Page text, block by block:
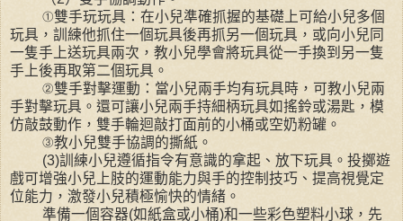
①雙手玩玩具：在小兒準確抓握的基礎上可給小兒多個
玩具，訓練他抓住一個玩具後再抓另一個玩具，或向小兒同
一隻手上送玩具兩次，教小兒學會將玩具從一手換到另一隻
手上後再取第二個玩具。
②雙手對擊運動：當小兒兩手均有玩具時，可教小兒兩
手對擊玩具。還可讓小兒兩手持細柄玩具如搖鈴或湯匙，模
仿敲鼓動作，雙手輪迴敲打面前的小桶或空奶粉罐。
③教小兒雙手協調的撕紙。
(3)訓練小兒遵循指令有意識的拿起、放下玩具。投擲遊
戲可增強小兒上肢的運動能力與手的控制技巧、提高視覺定
位能力，激發小兒積極愉快的情緒。
準備一個容器(如紙盒或小桶)和一些彩色塑料小球，先